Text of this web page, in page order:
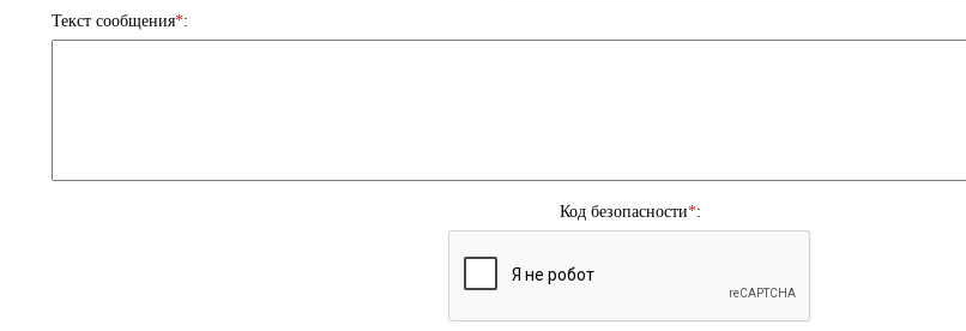
Текст сообщения*:
Код безопасности*: